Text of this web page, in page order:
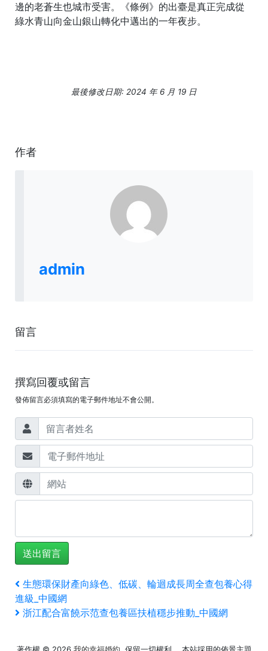
邊的老蒼生也城市受害。《條例》的出臺是真正完成從
綠水青山向金山銀山轉化中邁出的一年夜步。
最後修改日期: 2024 年 6 月 19 日
作者
admin
留言
撰寫回覆或留言
發佈留言必須填寫的電子郵件地址不會公開。
文
章
上
一
篇
生態環保財產向綠色、低碳、輪迴成長周全查包養心得
進級_中國網
下
浙江配合富饒示范查包養區扶植穩步推動_中國網